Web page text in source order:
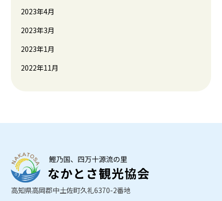
2023年4月
2023年3月
2023年1月
2022年11月
高知県高岡郡中土佐町久礼6370-2番地